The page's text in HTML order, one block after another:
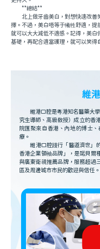
**總結**
北上做牙齒美白，對想快速改善
擇。不過，美白唔等于犧牲舒適，提
就可以大大減低不適感。記得，美
基礎，再配合適當護理，就可以笑得
維
維港口腔是粵港知名醫藥大
究生導師、高級教授）成立的香
院匯聚來自香港、內地的博士
療。
維港口腔踐行「醫道濟世」
香港企業領袖品牌」，是諾貝爾
與廣東衛視推薦品牌，服務超過
區及周邊城市市民的歡迎與信任。